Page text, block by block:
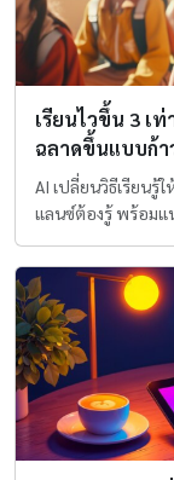
เรียนไวขึ้น 3 เ
ฉลาดขึ้นแบบก้า
AI เปลี่ยนวิธีเรียนรู้
แลนซ์ต้องรู้ พร้อมแ